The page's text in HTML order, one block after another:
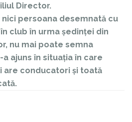
Director.
persoana desemnată cu
club în urma ședinței din
nu mai poate semna
ajuns în situația în care
are conducatori și toată